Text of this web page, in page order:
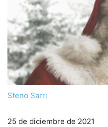
Steno Sarri
25 de diciembre de 2021